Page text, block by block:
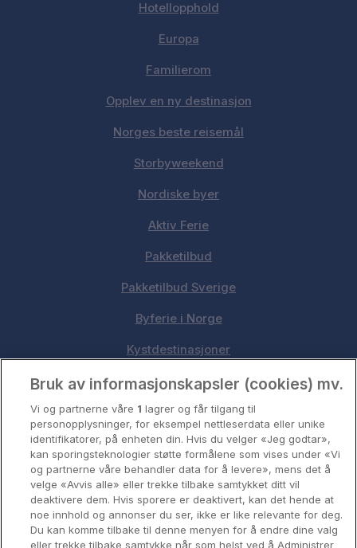
Hotellopphold
Europa
Familierom
Opplev en ny destinasjon
Norges beste reisemål
Storbyweekend
Nordiske byer
Aktiv Ferie
Pakketilbud
Pakketilbud Sverige
Byferie i Norge
Kystdestinasjoner
Oslo
Stavanger
Bergen
Utforsk Norden
Om Coop HotellKupp
Konkurranse
Bruk av informasjonskapsler (cookies) mv.
Vi og partnerne våre 1 lagrer og får tilgang til
personopplysninger, for eksempel nettleserdata eller unike
identifikatorer, på enheten din. Hvis du velger «Jeg godtar»,
kan sporingsteknologier støtte formålene som vises under «Vi
og partnerne våre behandler data for å levere», mens det å
velge «Avvis alle» eller trekke tilbake samtykket ditt vil
deaktivere dem. Hvis sporere er deaktivert, kan det hende at
noe innhold og annonser du ser, ikke er like relevante for deg.
Du kan komme tilbake til denne menyen for å endre dine valg
eller trekke tilbake samtykke når som helst ved å Administrer